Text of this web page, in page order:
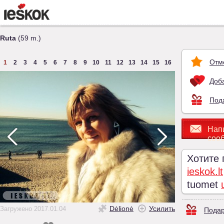
Ruta (59 m.)
1 2 3 4 5 6 7 8 9 10 11 12 13 14 15 16
Загружено 2017.01.04 Dėlionė Усилить
Хотите
ieskok.lt
tuomet